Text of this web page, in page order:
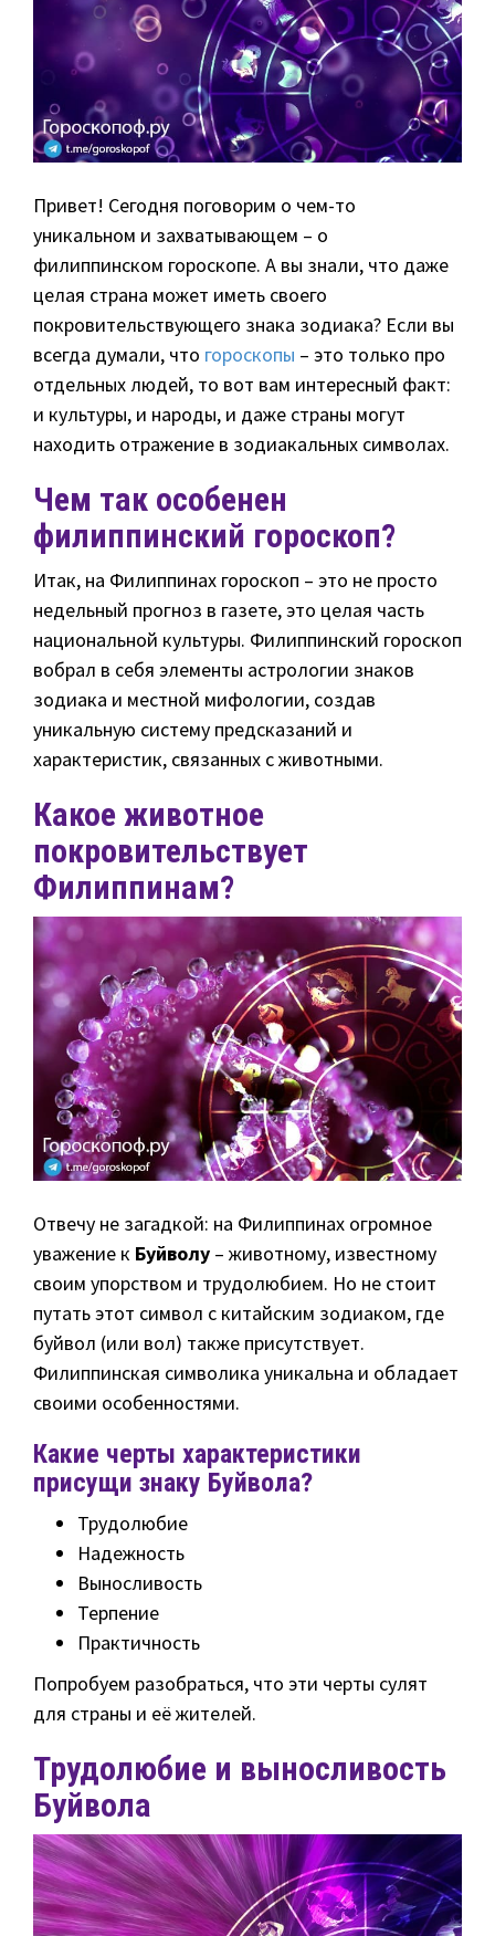
Привет! Сегодня поговорим о чем-то
уникальном и захватывающем – о
филиппинском гороскопе. А вы знали, что даже
целая страна может иметь своего
покровительствующего знака зодиака? Если вы
всегда думали, что гороскопы – это только про
отдельных людей, то вот вам интересный факт:
и культуры, и народы, и даже страны могут
находить отражение в зодиакальных символах.
Чем так особенен
филиппинский гороскоп?
Итак, на Филиппинах гороскоп – это не просто
недельный прогноз в газете, это целая часть
национальной культуры. Филиппинский гороскоп
вобрал в себя элементы астрологии знаков
зодиака и местной мифологии, создав
уникальную систему предсказаний и
характеристик, связанных с животными.
Какое животное
покровительствует
Филиппинам?
Отвечу не загадкой: на Филиппинах огромное
уважение к Буйволу – животному, известному
своим упорством и трудолюбием. Но не стоит
путать этот символ с китайским зодиаком, где
буйвол (или вол) также присутствует.
Филиппинская символика уникальна и обладает
своими особенностями.
Какие черты характеристики
присущи знаку Буйвола?
Трудолюбие
Надежность
Выносливость
Терпение
Практичность
Попробуем разобраться, что эти черты сулят
для страны и её жителей.
Трудолюбие и выносливость
Буйвола